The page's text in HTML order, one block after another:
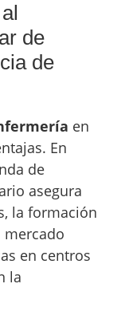
de
de
en
En
de
asegura
la formación
mercado
en centros
la